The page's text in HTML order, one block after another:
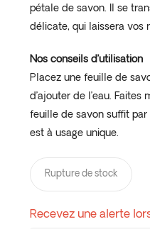
pétale de savon. Il se
délicate, qui laissera vos
Nos conseils d’utilisation
Placez une feuille de
d’ajouter de l’eau. Faites
feuille de savon suffit
est à usage unique.
Rupture de stock
Recevez une alerte